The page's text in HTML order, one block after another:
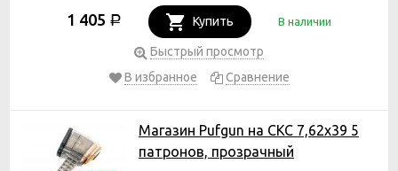
1 405 Р Купить В наличии
Быстрый просмотр
В избранное
Сравнение
Магазин Pufgun на СКС 7,62х39 5
патронов, прозрачный